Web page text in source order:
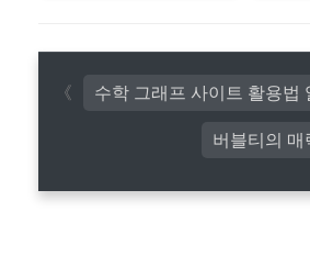
버블티의 매
수학 그래프 사이트 활용법